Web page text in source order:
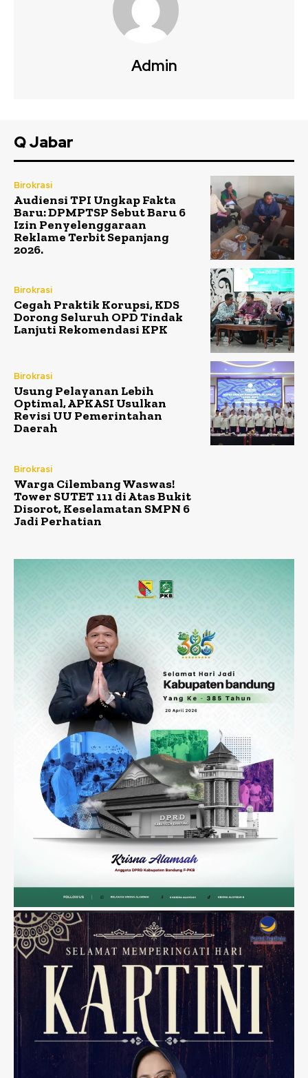
Admin
Q Jabar
Birokrasi
Audiensi TPI Ungkap Fakta
Baru: DPMPTSP Sebut Baru 6
Izin Penyelenggaraan
Reklame Terbit Sepanjang
2026.
Birokrasi
Cegah Praktik Korupsi, KDS
Dorong Seluruh OPD Tindak
Lanjuti Rekomendasi KPK
Birokrasi
Usung Pelayanan Lebih
Optimal, APKASI Usulkan
Revisi UU Pemerintahan
Daerah
Birokrasi
Warga Cilembang Waswas!
Tower SUTET 111 di Atas Bukit
Disorot, Keselamatan SMPN 6
Jadi Perhatian